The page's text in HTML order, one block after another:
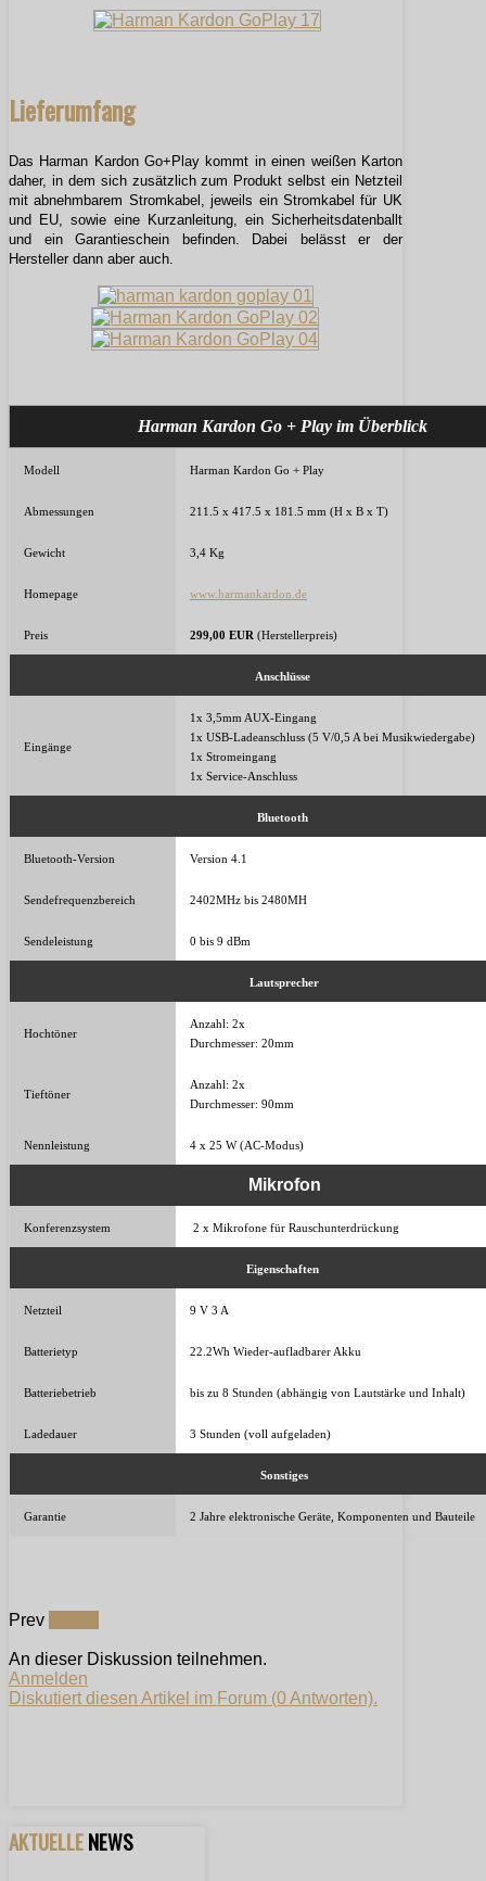
Lieferumfang
Das Harman Kardon Go+Play kommt in einen weißen Karton
daher, in dem sich zusätzlich zum Produkt selbst ein Netzteil
mit abnehmbarem Stromkabel, jeweils ein Stromkabel für UK
und EU, sowie eine Kurzanleitung, ein Sicherheitsdatenballt
und ein Garantieschein befinden. Dabei belässt er der
Hersteller dann aber auch.
Harman Kardon Go + Play im Überblick
Modell Harman Kardon Go + Play
Abmessungen 211.5 x 417.5 x 181.5 mm (H x B x T)
Gewicht 3,4 Kg
Homepage www.harmankardon.de
Preis 299,00 EUR (Herstellerpreis)
Anschlüsse
Eingänge
1x 3,5mm AUX-Eingang
1x USB-Ladeanschluss (5 V/0,5 A bei Musikwiedergabe)
1x Stromeingang
1x Service-Anschluss
Bluetooth
Bluetooth-Version Version 4.1
Sendefrequenzbereich 2402MHz bis 2480MH
Sendeleistung 0 bis 9 dBm
Lautsprecher
Hochtöner
Anzahl: 2x
Durchmesser: 20mm
Tieftöner
Anzahl: 2x
Durchmesser: 90mm
Nennleistung 4 x 25 W (AC-Modus)
Mikrofon
Konferenzsystem 2 x Mikrofone für Rauschunterdrückung
Eigenschaften
Netzteil 9 V 3 A
Batterietyp 22.2Wh Wieder-aufladbarer Akku
Batteriebetrieb bis zu 8 Stunden (abhängig von Lautstärke und Inhalt)
Ladedauer 3 Stunden (voll aufgeladen)
Sonstiges
Garantie 2 Jahre elektronische Geräte, Komponenten und Bauteile
Prev
An dieser Diskussion teilnehmen.
Anmelden
Diskutiert diesen Artikel im Forum (0 Antworten).
AKTUELLENEWS